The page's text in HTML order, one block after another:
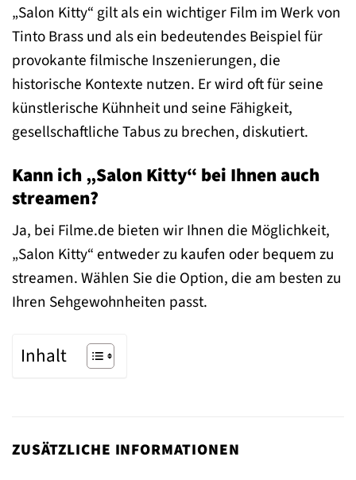
„Salon Kitty“ gilt als ein wichtiger Film im Werk von
Tinto Brass und als ein bedeutendes Beispiel für
provokante filmische Inszenierungen, die
historische Kontexte nutzen. Er wird oft für seine
künstlerische Kühnheit und seine Fähigkeit,
gesellschaftliche Tabus zu brechen, diskutiert.
Kann ich „Salon Kitty“ bei Ihnen auch
streamen?
Ja, bei Filme.de bieten wir Ihnen die Möglichkeit,
„Salon Kitty“ entweder zu kaufen oder bequem zu
streamen. Wählen Sie die Option, die am besten zu
Ihren Sehgewohnheiten passt.
Inhalt
ZUSÄTZLICHE INFORMATIONEN